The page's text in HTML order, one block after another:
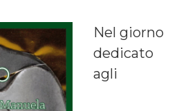
Nel giorno
dedicato
agli